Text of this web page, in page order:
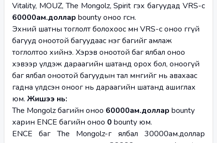
60000ам.доллар bounty оноо өгсөн.
Эхний шатны тоглолт болохоос өмнө VRS-с оноо өгөөгүй
багууд оноотой багуудаас нэг багийг амлаж
тоглолтоо хийнэ. Хэрэв оноотой баг ялбал оноо
хэвээр үлдэж дараагийн шатанд орох бол, оноогүй
баг ялбал оноотой багуудын тал мөнгийг нь авахаас
гадна үлдсэн оноог нь дараагийн шатанд ашиглах
юм. Жишээ нь:
The Mongolz багийн оноо 60000ам.доллар bounty
харин ENCE багийн оноо 0 bounty юм.
ENCE баг The Mongolz-г ялбал 30000ам.доллар